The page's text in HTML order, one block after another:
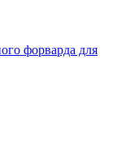
форварда для